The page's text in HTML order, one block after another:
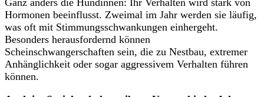
Ganz anders die Hündinnen: Ihr Verhalten wird stark von
Hormonen beeinflusst. Zweimal im Jahr werden sie läufig,
was oft mit Stimmungsschwankungen einhergeht.
Besonders herausfordernd können
Scheinschwangerschaften sein, die zu Nestbau, extremer
Anhänglichkeit oder sogar aggressivem Verhalten führen
können.